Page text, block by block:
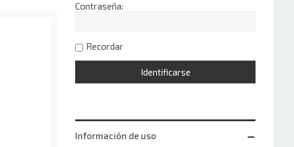
Contraseña:
Recordar
Información de uso